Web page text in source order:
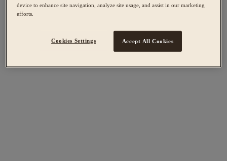
device to enhance site navigation, analyze site usage, and assist in our marketing
efforts.
Cookies Settings Accept All Cookies